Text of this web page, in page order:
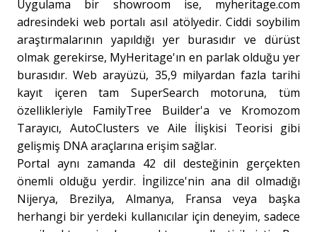
Uygulama bir showroom ise, myheritage.com
adresindeki web portalı asıl atölyedir. Ciddi soybilim
araştırmalarının yapıldığı yer burasıdır ve dürüst
olmak gerekirse, MyHeritage'ın en parlak olduğu yer
burasıdır. Web arayüzü, 35,9 milyardan fazla tarihi
kayıt içeren tam SuperSearch motoruna, tüm
özellikleriyle FamilyTree Builder'a ve Kromozom
Tarayıcı, AutoClusters ve Aile İlişkisi Teorisi gibi
gelişmiş DNA araçlarına erişim sağlar.
Portal aynı zamanda 42 dil desteğinin gerçekten
önemli olduğu yerdir. İngilizce'nin ana dil olmadığı
Nijerya, Brezilya, Almanya, Fransa veya başka
herhangi bir yerdeki kullanıcılar için deneyim, sadece